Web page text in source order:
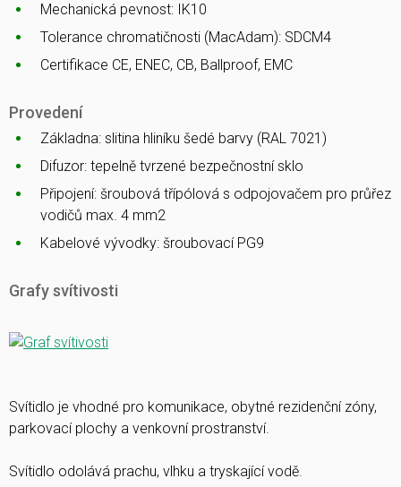
Mechanická pevnost: IK10
Tolerance chromatičnosti (MacAdam): SDCM4
Certifikace CE, ENEC, CB, Ballproof, EMC
Provedení
Základna: slitina hliníku šedé barvy (RAL 7021)
Difuzor: tepelně tvrzené bezpečnostní sklo
Připojení: šroubová třípólová s odpojovačem pro průřez
vodičů max. 4 mm2
Kabelové vývodky: šroubovací PG9
Grafy svítivosti
Svítidlo je vhodné pro komunikace, obytné rezidenční zóny,
parkovací plochy a venkovní prostranství.
Svítidlo odolává prachu, vlhku a tryskající vodě.